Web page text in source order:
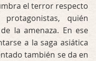
el terror respecto
quién
la amenaza. En ese
a la saga asiática
también se da en